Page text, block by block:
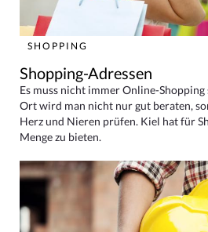
SHOPPING
Shopping-Adressen
Es muss nicht immer Online-
Ort wird man nicht nur gut beraten,
Herz und Nieren prüfen. Kiel hat für
Menge zu bieten.